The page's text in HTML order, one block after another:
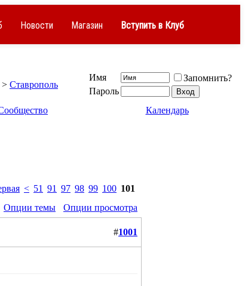
Новости Магазин Вступить в Клуб
> Ставрополь
Имя
Запомнить?
Пароль
Календарь
< 51 91 97 98 99 100 101
Опции темы
Опции просмотра
#1001